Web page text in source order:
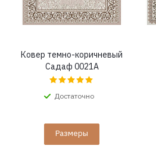
Ковер темно-коричневый
Садаф 0021A
Достаточно
Размеры